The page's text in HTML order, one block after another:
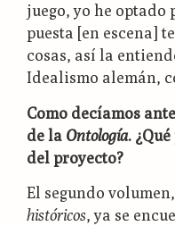
juego, yo he
puesta [en escena]
cosas, así la
Idealismo alemán,
Como decíamos
de la Ontología.
del proyecto?
El segundo
históricos, ya se